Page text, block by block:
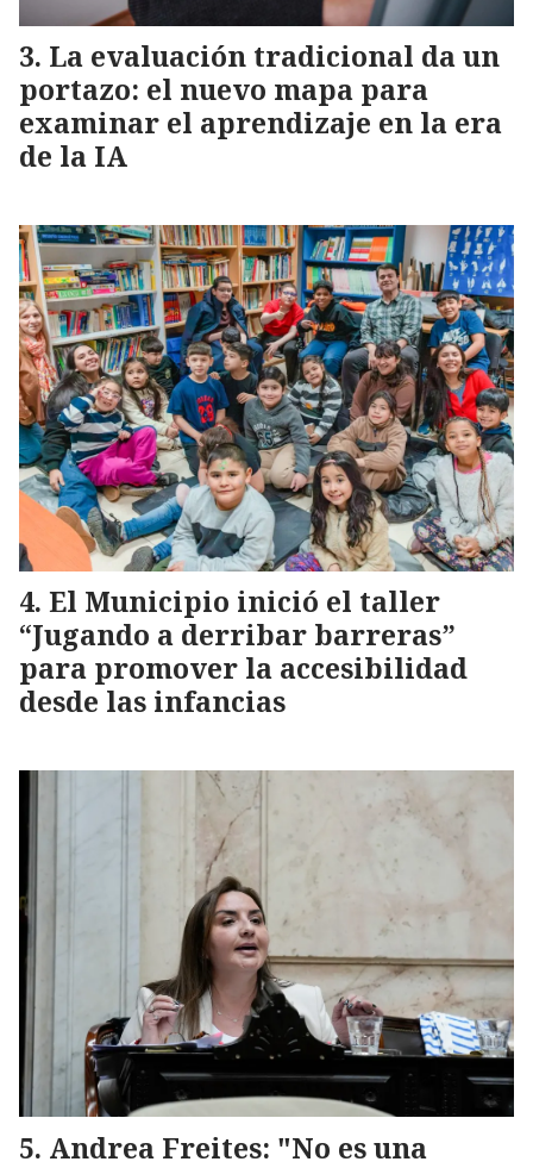
La evaluación tradicional da un
portazo: el nuevo mapa para
examinar el aprendizaje en la era
de la IA
El Municipio inició el taller
“Jugando a derribar barreras”
para promover la accesibilidad
desde las infancias
Andrea Freites: "No es una